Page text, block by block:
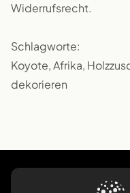
Widerrufsrecht.
Schlagworte:
Koyote, Afrika,
dekorieren